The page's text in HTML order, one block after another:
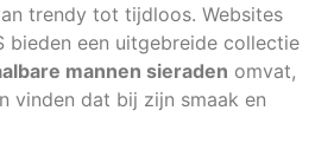
trendy tot tijdloos. Websites
bieden een uitgebreide collectie
mannen sieraden omvat,
vinden dat bij zijn smaak en